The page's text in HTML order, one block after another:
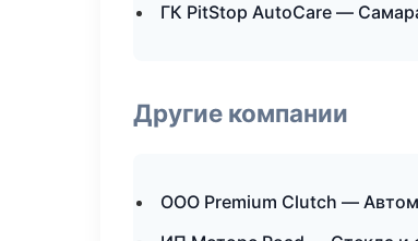
ГК PitStop AutoCare —
Другие компании
ООО Premium Clutch —